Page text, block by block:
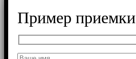
Пример приемки